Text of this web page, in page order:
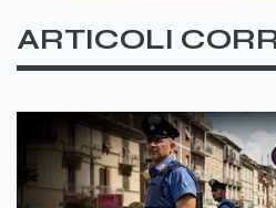
ARTICOLI